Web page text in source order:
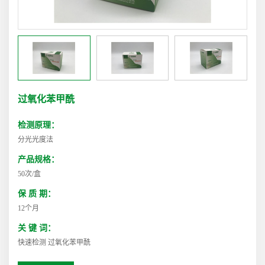
过氧化苯甲酰
检测原理：
分光光度法
产品规格：
50次/盒
保 质 期：
12个月
关 键 词：
快速检测 过氧化苯甲酰